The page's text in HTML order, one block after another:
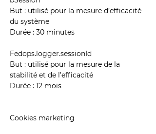
But : utilisé pour la mesure d’efficacité
du système
Durée : 30 minutes
Fedops.logger.sessionId
But : utilisé pour la mesure de la
stabilité et de l’efficacité
Durée : 12 mois
Cookies marketing